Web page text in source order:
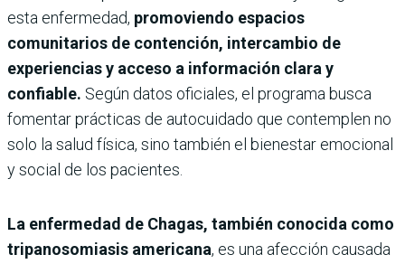
esta enfermedad, promoviendo espacios
comunitarios de contención, intercambio de
experiencias y acceso a información clara y
confiable. Según datos oficiales, el programa busca
fomentar prácticas de autocuidado que contemplen no
solo la salud física, sino también el bienestar emocional
y social de los pacientes.
La enfermedad de Chagas, también conocida como
tripanosomiasis americana, es una afección causada